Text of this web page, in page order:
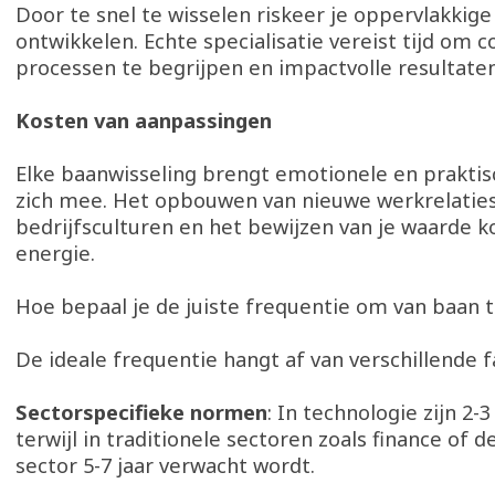
Door te snel te wisselen riskeer je
ontwikkelen. Echte specialisatie vereist tijd om
processen te begrijpen en impactvolle
Kosten van aanpassingen
Elke baanwisseling brengt emotionele en
zich mee. Het opbouwen van nieuwe
bedrijfsculturen en het bewijzen van je waarde
energie.
Hoe bepaal je de juiste frequentie om van baan
De ideale frequentie hangt af van verschillende
Sectorspecifieke normen: In technologie zijn 2-
terwijl in traditionele sectoren zoals finance of
sector 5-7 jaar verwacht wordt.